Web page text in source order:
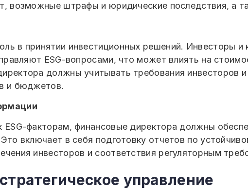
возможные штрафы и юридические последствия, а
в принятии инвестиционных решений. Инвесторы
ESG-вопросами, что может влиять на
должны учитывать требования инвесторов и
и бюджетов.
факторам, финансовые директора должны
включает в себя подготовку отчетов по
инвесторов и соответствия регуляторным
управление